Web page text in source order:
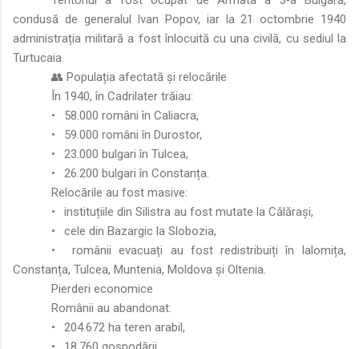
condusă de generalul Ivan Popov, iar la 21 octombrie 1940
administrația militară a fost înlocuită cu una civilă, cu sediul la
Turtucaia.
👥 Populația afectată și relocările
În 1940, în Cadrilater trăiau:
•
58.000 români în Caliacra,
•
59.000 români în Durostor,
•
23.000 bulgari în Tulcea,
•
26.200 bulgari în Constanța.
Relocările au fost masive:
•
instituțiile din Silistra au fost mutate la Călărași,
•
cele din Bazargic la Slobozia,
•
românii evacuați au fost redistribuiți în Ialomița,
Constanța, Tulcea, Muntenia, Moldova și Oltenia.
Pierderi economice
Românii au abandonat:
•
204.672 ha teren arabil,